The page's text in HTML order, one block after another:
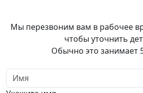
Мы перезвоним вам в рабочее
чтобы уточнить
Обычно это занимает
Имя